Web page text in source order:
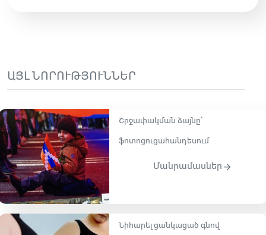
ԱՅԼ ՆՈՐՈՒԹՅՈՒՆՆԵՐ
Շրջափակման ձայնը՝
ֆոտոցուցահանդեսում
Մանրամասներ
Նիհարել ցանկացած գնով